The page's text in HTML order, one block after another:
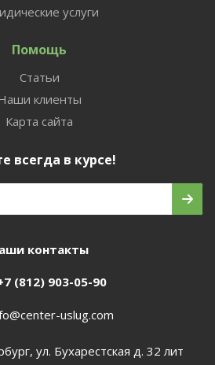
услуги
Помощь
Статьи
клиенты
Карта сайта
всегда в курсе!
контакты
(812) 903-05-90
uslug.com
ул. Бухарестская д. 32 лит